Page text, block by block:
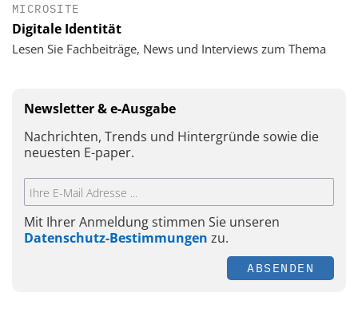
MICROSITE
Digitale Identität
Lesen Sie Fachbeiträge, News und Interviews zum Thema
Newsletter & e-Ausgabe
Nachrichten, Trends und Hintergründe sowie die
neuesten E-paper.
Mit Ihrer Anmeldung stimmen Sie unseren
Datenschutz-Bestimmungen zu.
ABSENDEN